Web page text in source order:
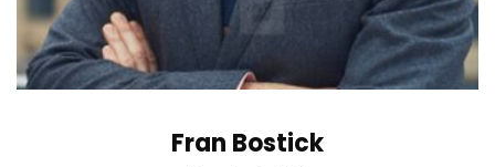
Fran Bostick